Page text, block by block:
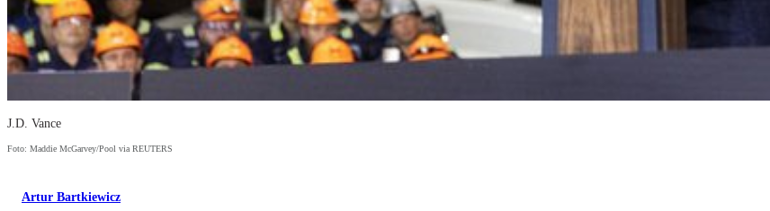
J.D. Vance
Foto: Maddie McGarvey/Pool via REUTERS
Artur Bartkiewicz